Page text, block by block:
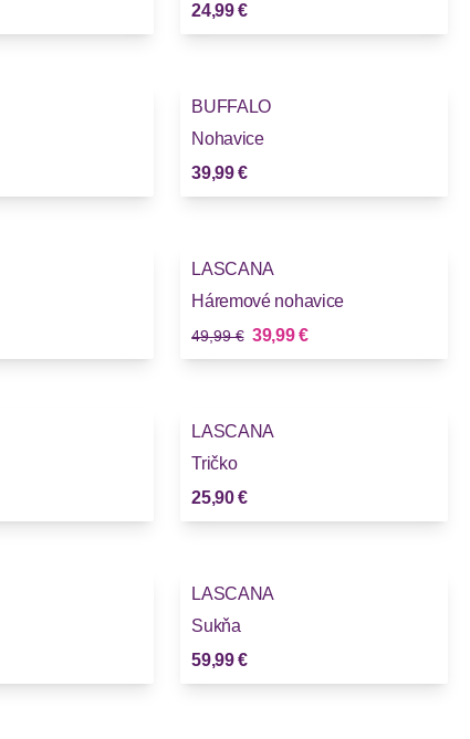
24,99 €
BUFFALO
Nohavice
39,99 €
LASCANA
Háremové nohavice
Stará cena
49,99 € Nová cena
39,99 €
LASCANA
Tričko
25,90 €
LASCANA
Sukňa
59,99 €